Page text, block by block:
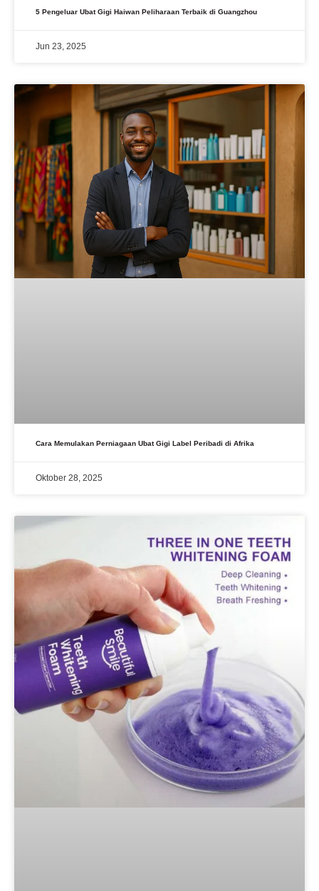
5 Pengeluar Ubat Gigi Haiwan Peliharaan Terbaik di Guangzhou
Jun 23, 2025
Cara Memulakan Perniagaan Ubat Gigi Label Peribadi di Afrika
Oktober 28, 2025